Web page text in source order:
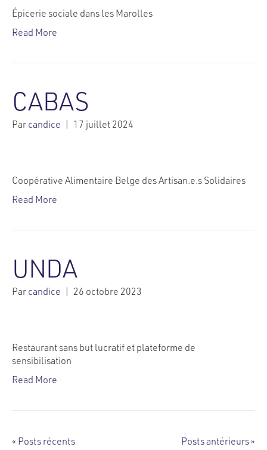
Épicerie sociale dans les Marolles
Read More
CABAS
Parcandice | 17 juillet 2024
Coopérative Alimentaire Belge des Artisan.e.s Solidaires
Read More
UNDA
Parcandice | 26 octobre 2023
Restaurant sans but lucratif et plateforme de
sensibilisation
Read More
« Posts récents Posts antérieurs »